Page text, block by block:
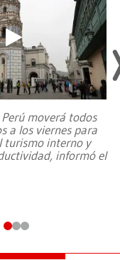
moverá todos
a los viernes para
turismo interno y
informó el